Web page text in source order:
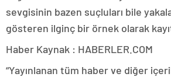
sevgisinin bazen suçluları bile
gösteren ilginç bir örnek olarak
Haber Kaynak : HABERLER.COM
“Yayınlanan tüm haber ve diğer